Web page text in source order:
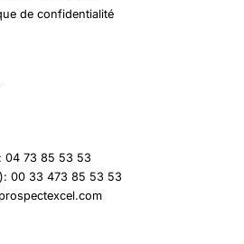
de confidentialité
04 73 85 53 53
00 33 473 85 53 53